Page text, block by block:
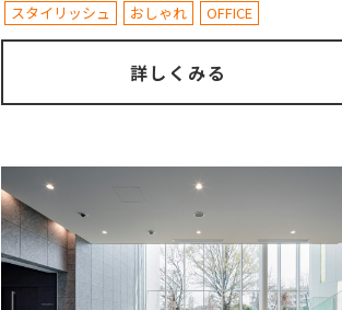
スタイリッシュ
おしゃれ OFFICE
詳しくみる